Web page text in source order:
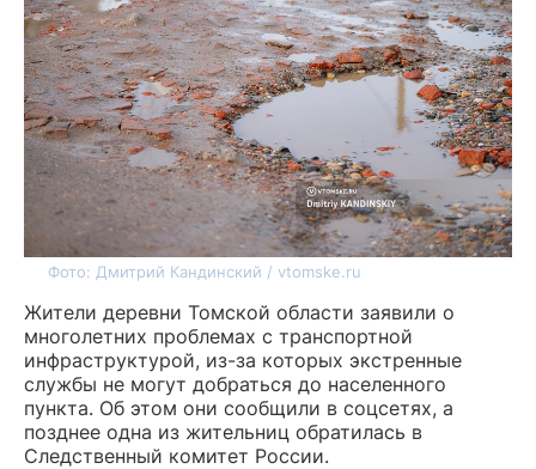
Фото: Дмитрий Кандинский / vtomske.ru
Жители деревни Томской области заявили о
многолетних проблемах с транспортной
инфраструктурой, из-за которых экстренные
службы не могут добраться до населенного
пункта. Об этом они сообщили в соцсетях, а
позднее одна из жительниц обратилась в
Следственный комитет России.